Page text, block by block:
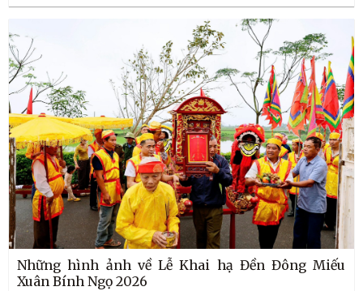
Những hình ảnh về Lễ Khai hạ Đền Đông Miếu
Xuân Bính Ngọ 2026